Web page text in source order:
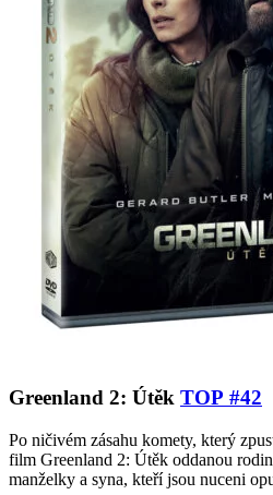
Greenland 2: Útěk TOP #42
Po ničivém zásahu komety, který
film Greenland 2: Útěk oddanou
manželky a syna, kteří jsou nuceni